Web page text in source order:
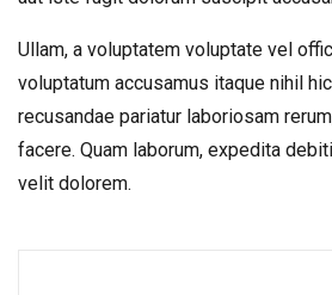
Ullam, a voluptatem voluptate vel
voluptatum accusamus itaque nihil
recusandae pariatur laboriosam
facere. Quam laborum, expedita
velit dolorem.